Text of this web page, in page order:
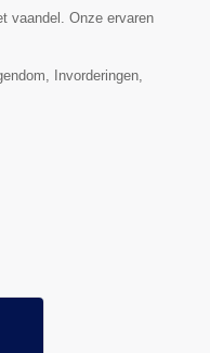
vaandel. Onze ervaren
Invorderingen,